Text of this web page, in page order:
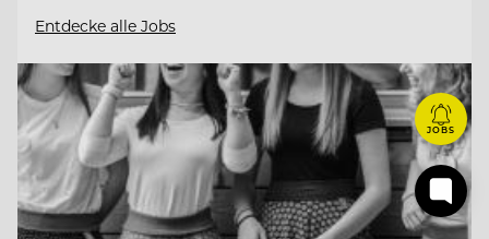
Entdecke alle Jobs
JOBS